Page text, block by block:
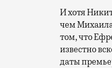
И хотя
чем
том, что
известно
даты